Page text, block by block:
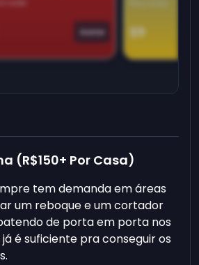
Game $9
(R$150+ Por Casa)
tem demanda em áreas
um reboque e um cortador
de porta em porta nos
é suficiente pra conseguir os